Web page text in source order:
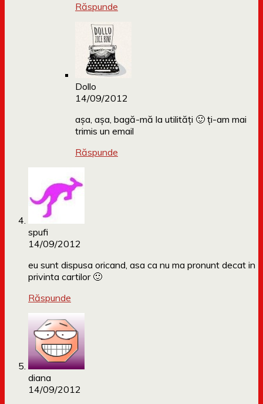
Răspunde
Dollo
14/09/2012
așa, așa, bagă-mă la utilități 🙂 ți-am mai
trimis un email
Răspunde
spufi
14/09/2012
eu sunt dispusa oricand, asa ca nu ma pronunt decat in
privinta cartilor 🙂
Răspunde
diana
14/09/2012